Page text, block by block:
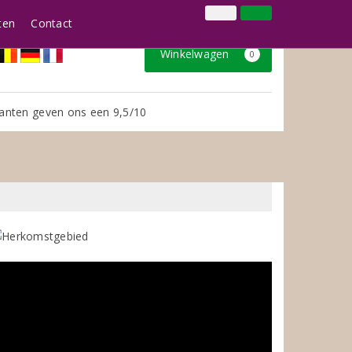
Klantenservice
Winkelwagen 0
geven ons een 9,5/10
Contact